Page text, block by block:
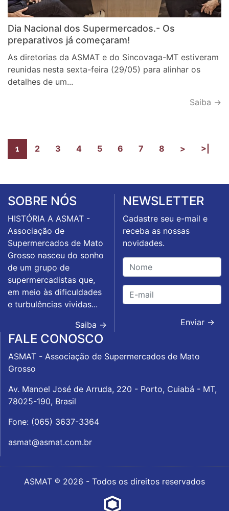
Dia Nacional dos Supermercados.- Os
preparativos já começaram!
As diretorias da ASMAT e do Sincovaga-MT estiveram
reunidas nesta sexta-feira (29/05) para alinhar os
detalhes de um...
Saiba →
1 2 3 4 5 6 7 8 > >|
SOBRE NÓS
HISTÓRIA A ASMAT -
Associação de
Supermercados de Mato
Grosso nasceu do sonho
de um grupo de
supermercadistas que,
em meio às dificuldades
e turbulências vividas...
Saiba →
NEWSLETTER
Cadastre seu e-mail e
receba as nossas
novidades.
Enviar →
FALE CONOSCO
ASMAT - Associação de Supermercados de Mato
Grosso
Av. Manoel José de Arruda, 220 - Porto, Cuiabá - MT,
78025-190, Brasil
Fone: (065) 3637-3364
asmat@asmat.com.br
ASMAT ® 2026 - Todos os direitos reservados